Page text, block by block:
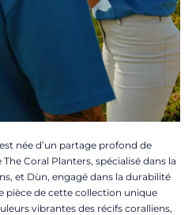
née d’un partage profond de
Coral Planters, spécialisé dans la
et Dùn, engagé dans la durabilité
pièce de cette collection unique
vibrantes des récifs coralliens,